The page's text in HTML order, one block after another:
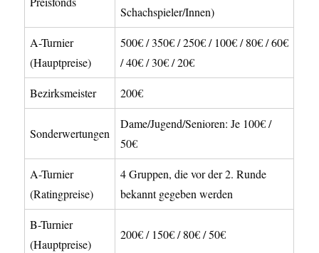
Schachspieler/Innen)
A-Turnier
(Hauptpreise)
500€ / 350€ / 250€ / 100€ / 80€ / 60€
/ 40€ / 30€ / 20€
Bezirksmeister 200€
Sonderwertungen
Dame/Jugend/Senioren: Je 100€ /
50€
A-Turnier
(Ratingpreise)
4 Gruppen, die vor der 2. Runde
bekannt gegeben werden
B-Turnier
(Hauptpreise)
200€ / 150€ / 80€ / 50€